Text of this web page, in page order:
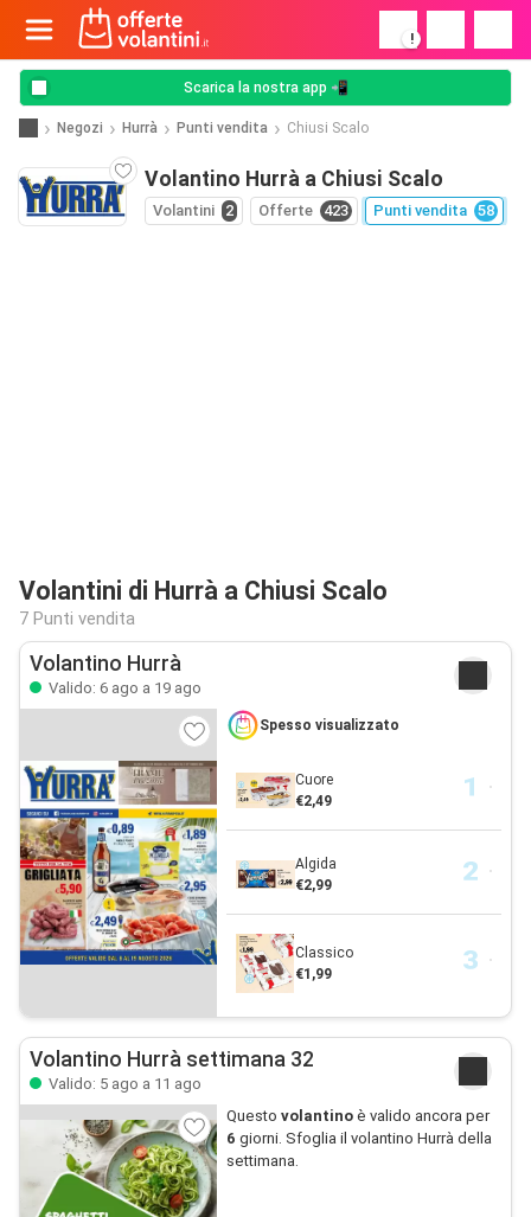
!
Scarica la nostra app 📲
Negozi Hurrà Punti vendita Chiusi Scalo
Volantino Hurrà a Chiusi Scalo
Volantini 2 Offerte 423 Punti vendita 58
Volantini di Hurrà a Chiusi Scalo
7 Punti vendita
Volantino Hurrà
Valido: 6 ago a 19 ago
Spesso visualizzato
Cuore
€2,49
Algida
€2,99
Classico
€1,99
Volantino Hurrà settimana 32
Valido: 5 ago a 11 ago
Questo volantinoè valido ancora per
6 giorni. Sfoglia il volantino Hurrà della
settimana.